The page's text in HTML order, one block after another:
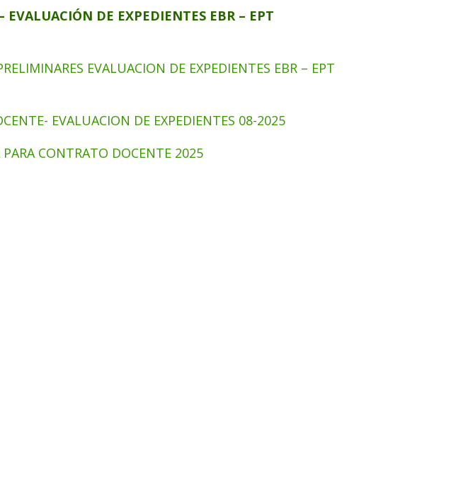
EVALUACIÓN DE EXPEDIENTES EBR – EPT
EVALUACION DE EXPEDIENTES EBR – EPT
EVALUACION DE EXPEDIENTES 08-2025
CONTRATO DOCENTE 2025